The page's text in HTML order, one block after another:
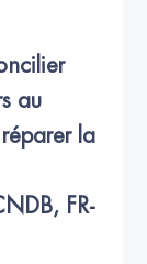
au
la
FR-